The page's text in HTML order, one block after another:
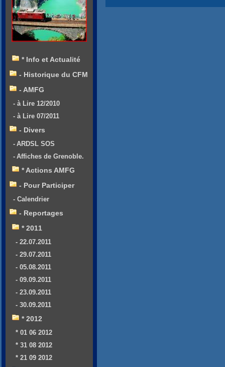
* Info et Actualité
- Historique du CFM
- AMFG
- à Lire 12/2010
- à Lire 07/2011
- Divers
- ARDSL SOS
- Affiches de Grenoble.
* Actions AMFG
- Pour Participer
- Calendrier
- Reportages
* 2011
- 22.07.2011
- 29.07.2011
- 05.08.2011
- 09.09.2011
- 23.09.2011
- 30.09.2011
* 2012
* 01 06 2012
* 31 08 2012
* 21 09 2012